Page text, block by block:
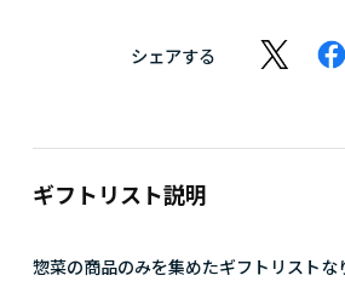
シェアする
ギフトリスト説明
惣菜の商品のみを集めたギフトリストな